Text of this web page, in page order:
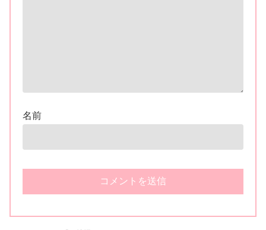
名前